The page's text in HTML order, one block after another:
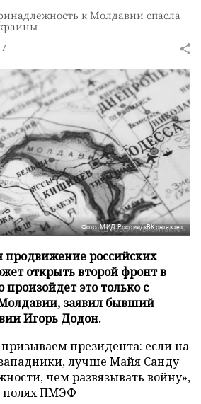
к Молдавии спасла
7
Фото: МИД России/«ВКонтакте»
продвижение российских
открыть второй фронт в
это только с
Молдавии, заявил бывший
Игорь Додон.
президента: если на
лучше Майя Санду
чем развязывать войну»,
полях ПМЭФ